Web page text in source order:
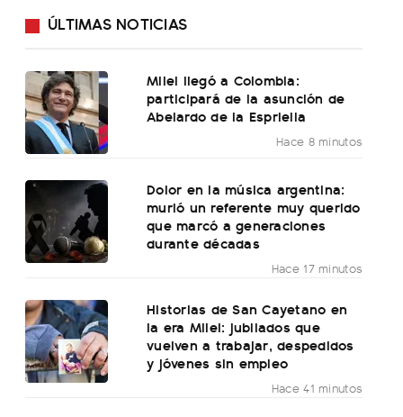
ÚLTIMAS NOTICIAS
Milei llegó a Colombia:
participará de la asunción de
Abelardo de la Espriella
Hace 8 minutos
Dolor en la música argentina:
murió un referente muy querido
que marcó a generaciones
durante décadas
Hace 17 minutos
Historias de San Cayetano en
la era Milei: jubilados que
vuelven a trabajar, despedidos
y jóvenes sin empleo
Hace 41 minutos